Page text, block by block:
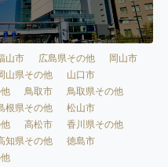
山市 広島県その他
岡山市
山県その他
山口市
鳥取市
鳥取県その他
根県その他
松山市
高松市
香川県その他
知県その他
徳島市